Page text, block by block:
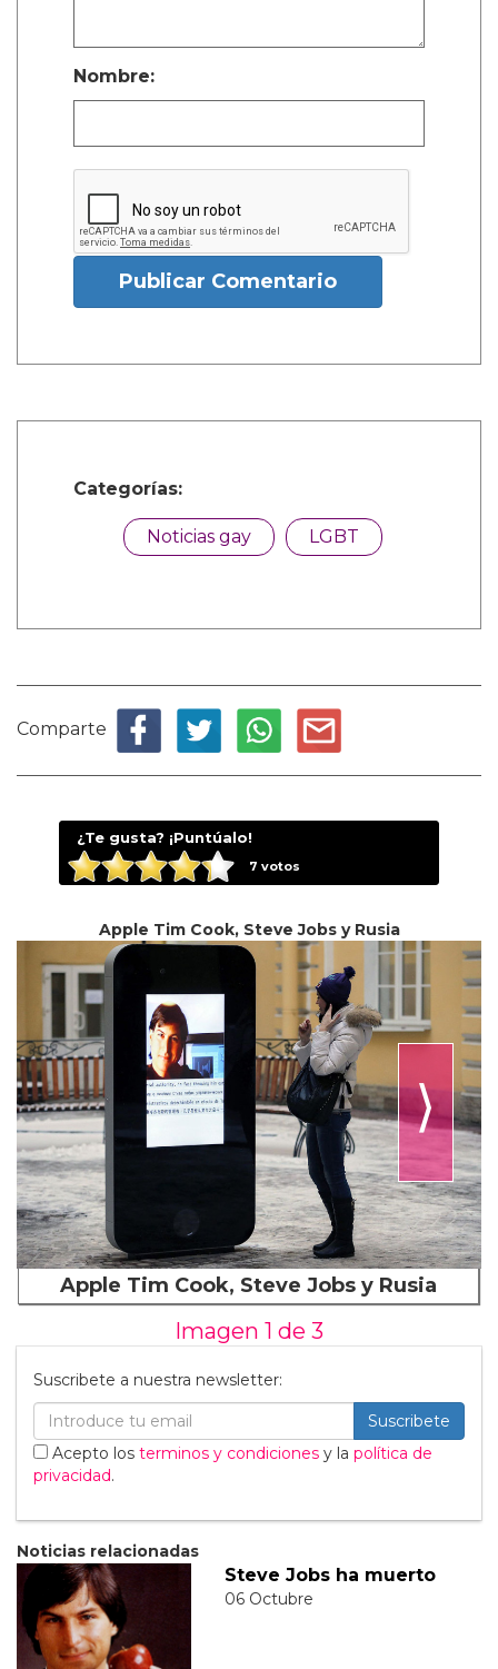
Nombre:
Publicar Comentario
Categorías:
Noticias gay LGBT
Comparte
¿Te gusta? ¡Puntúalo!
7 votos
Apple Tim Cook, Steve Jobs y Rusia
⟩
Apple Tim Cook, Steve Jobs y Rusia
Imagen 1 de 3
Suscribete a nuestra newsletter:
Suscribete
Acepto los terminos y condiciones y la política de
privacidad.
Noticias relacionadas
Steve Jobs ha muerto
06 Octubre